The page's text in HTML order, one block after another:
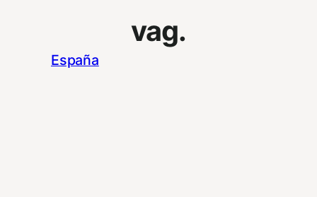
vag.
España